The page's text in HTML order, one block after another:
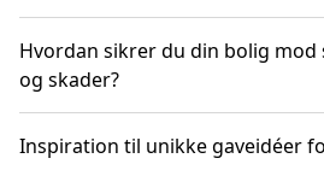
Hvordan sikrer du din bolig mod
og skader?
Inspiration til unikke gaveidéer